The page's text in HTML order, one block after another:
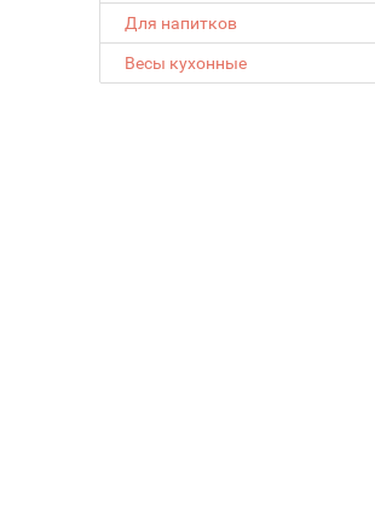
Для напитков
Весы кухонные